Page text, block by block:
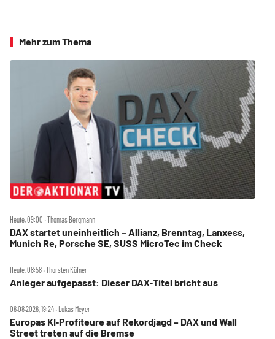
Mehr zum Thema
Heute, 09:00 ‧ Thomas Bergmann
DAX startet uneinheitlich – Allianz, Brenntag, Lanxess,
Munich Re, Porsche SE, SUSS MicroTec im Check
Heute, 08:58 ‧ Thorsten Küfner
Anleger aufgepasst: Dieser DAX‑Titel bricht aus
06.08.2026, 19:24 ‧ Lukas Meyer
Europas KI‑Profiteure auf Rekordjagd – DAX und Wall
Street treten auf die Bremse